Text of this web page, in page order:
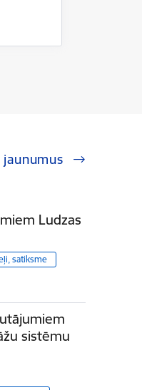
Ludzas
satiksme
sistēmu